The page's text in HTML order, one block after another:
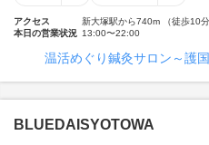
アクセス
新大塚駅から740m （徒歩10分
本日の営業状況 13:00〜22:00
温活めぐり鍼灸サロン～護
BLUEDAISYOTOWA